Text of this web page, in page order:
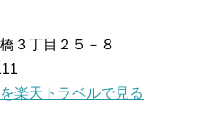
３丁目２５－８
楽天トラベルで見る